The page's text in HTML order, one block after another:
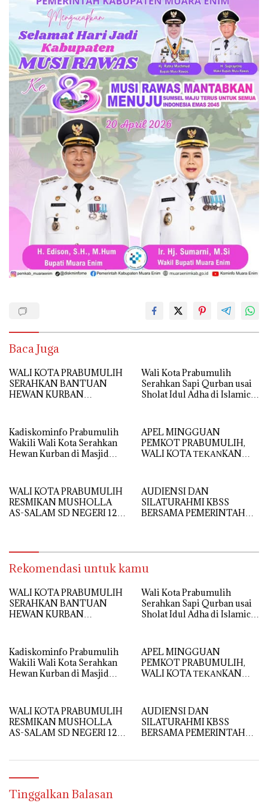
Baca Juga
WALI KOTA PRABUMULIH
SERAHKAN BANTUAN
HEWAN KURBAN
RAMBANG
Wali Kota Prabumulih
Serahkan Sapi Qurban usai
Sholat Idul Adha di Islamic
Kadiskominfo Prabumulih
Wakili Wali Kota Serahkan
Hewan Kurban di Masjid
APEL MINGGUAN
PEMKOT PRABUMULIH,
WALI KOTA ΤΕΚΑΝKAN
WALI KOTA PRABUMULIH
RESMIKAN MUSHOLLA
AS-SALAM SD NEGERI 12,
AUDIENSI DAN
SILATURAHMI KBSS
BERSAMA PEMERINTAH
Rekomendasi untuk kamu
WALI KOTA PRABUMULIH
SERAHKAN BANTUAN
HEWAN KURBAN
RAMBANG
Wali Kota Prabumulih
Serahkan Sapi Qurban usai
Sholat Idul Adha di Islamic
Kadiskominfo Prabumulih
Wakili Wali Kota Serahkan
Hewan Kurban di Masjid
APEL MINGGUAN
PEMKOT PRABUMULIH,
WALI KOTA ΤΕΚΑΝKAN
WALI KOTA PRABUMULIH
RESMIKAN MUSHOLLA
AS-SALAM SD NEGERI 12,
AUDIENSI DAN
SILATURAHMI KBSS
BERSAMA PEMERINTAH
Tinggalkan Balasan